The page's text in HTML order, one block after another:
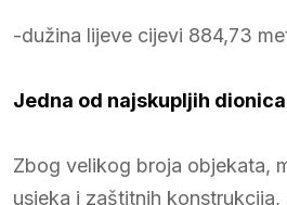
-dužina lijeve cijevi 884,73
Jedna od najskupljih dionica
Zbog velikog broja objekata,
usjeka i zaštitnih